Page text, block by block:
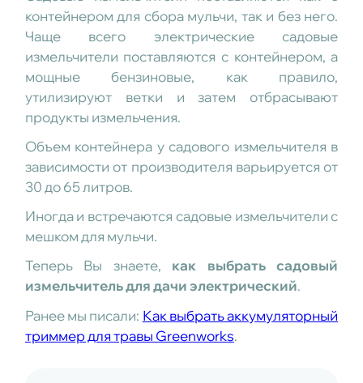
контейнером для сбора мульчи, так и без него.
Чаще всего электрические садовые
измельчители поставляются с контейнером, а
мощные бензиновые, как правило,
утилизируют ветки и затем отбрасывают
продукты измельчения.
Объем контейнера у садового измельчителя в
зависимости от производителя варьируется от
30 до 65 литров.
Иногда и встречаются садовые измельчители с
мешком для мульчи.
Теперь Вы знаете, как выбрать садовый
измельчитель для дачи электрический.
Ранее мы писали: Как выбрать аккумуляторный
триммер для травы Greenworks.